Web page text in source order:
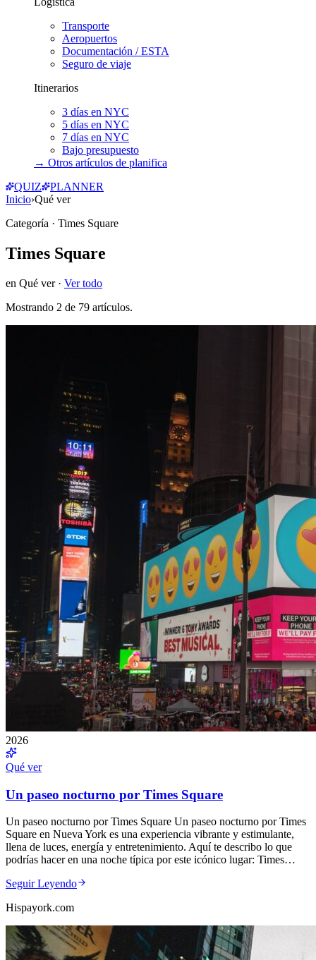
Transporte
Aeropuertos
Documentación / ESTA
Seguro de viaje
Itinerarios
3 días en NYC
5 días en NYC
7 días en NYC
Bajo presupuesto
→ Otros artículos de planifica
QUIZ
PLANNER
Inicio›Qué ver
Categoría · Times Square
Times Square
en Qué ver· Ver todo
Mostrando 2 de 79 artículos.
2026
Qué ver
Un paseo nocturno por Times Square
Un paseo nocturno por Times Square Un paseo nocturno por Times
Square en Nueva York es una experiencia vibrante y estimulante,
llena de luces, energía y entretenimiento. Aquí te describo lo que
podrías hacer en una noche típica por este icónico lugar: Times…
Seguir Leyendo
Hispayork.com